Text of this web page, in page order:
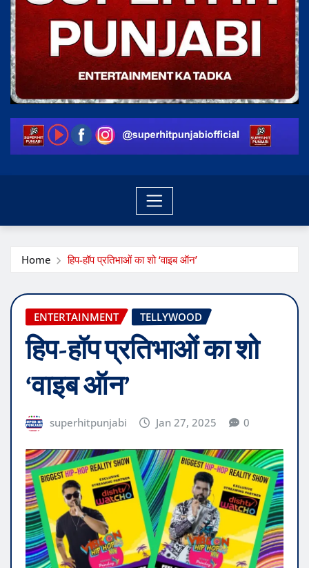
Home हिप-हॉप प्रतिभाओं का शो ‘वाइब ऑन’
ENTERTAINMENT TELLYWOOD
हिप-हॉप प्रतिभाओं का शो
‘वाइब ऑन’
superhitpunjabi Jan 27, 2025 0